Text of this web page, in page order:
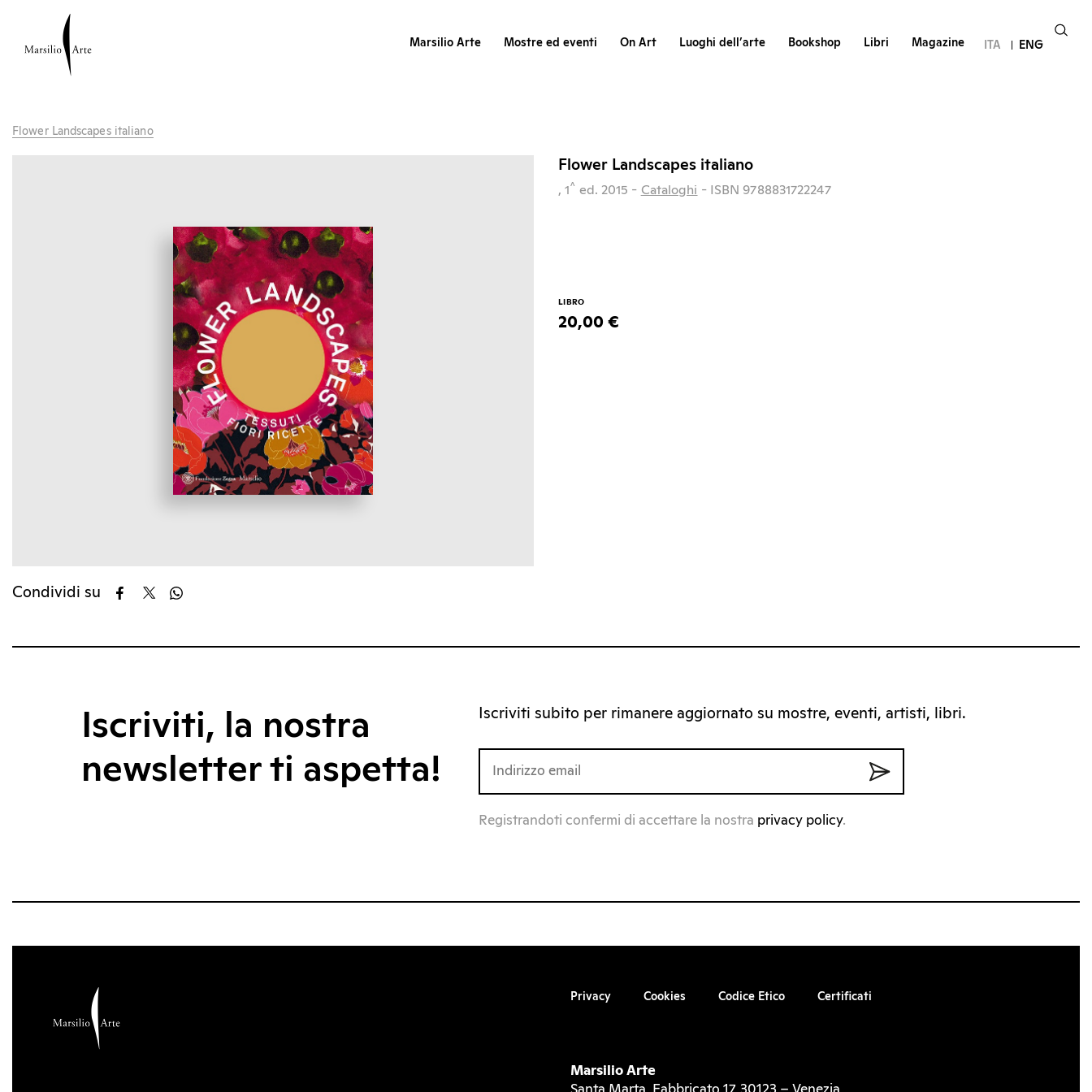
Marsilio Arte Mostre ed eventi On Art Luoghi dell’arte Bookshop Libri Magazine ITA ENG
Flower Landscapes italiano
Condividi su
Flower Landscapes italiano
, 1^ ed. 2015 - Cataloghi - ISBN 9788831722247
LIBRO
20,00 €
Iscriviti, la nostra
newsletter ti aspetta!
Iscriviti subito per rimanere aggiornato su mostre, eventi, artisti, libri.
Registrandoti confermi di accettare la nostra privacy policy.
Privacy Cookies Codice Etico Certificati
Marsilio Arte